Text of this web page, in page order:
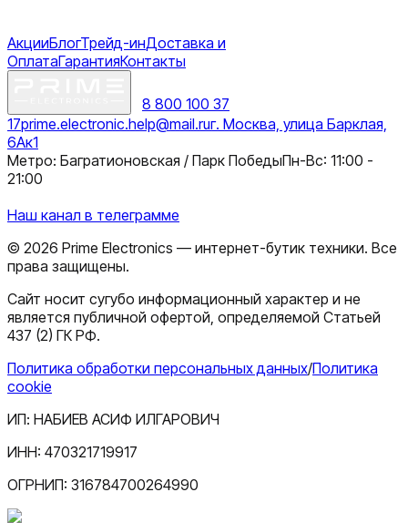
АкцииБлогТрейд-инДоставка и
ОплатаГарантияКонтакты
8 800 100 37
17prime.electronic.help@mail.ruг. Москва, улица Барклая,
6Ак1
Метро: Багратионовская / Парк ПобедыПн-Вс: 11:00 -
21:00
Наш канал в телеграмме
© 2026 Prime Electronics — интернет-бутик техники. Все
права защищены.
Сайт носит сугубо информационный характер и не
является публичной офертой, определяемой Статьей
437 (2) ГК РФ.
Политика обработки персональных данных/Политика
cookie
ИП: НАБИЕВ АСИФ ИЛГАРОВИЧ
ИНН: 470321719917
ОГРНИП: 316784700264990